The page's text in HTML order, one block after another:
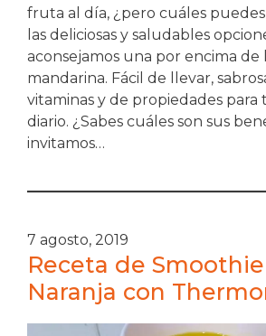
fruta al día, ¿pero cuáles
las deliciosas y saludables
aconsejamos una por encima de
mandarina. Fácil de llevar,
vitaminas y de propiedades para
diario. ¿Sabes cuáles son sus
invitamos…
7 agosto, 2019
Receta de
Naranja con